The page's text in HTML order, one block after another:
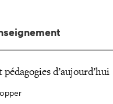
pédagogies d’aujourd’hui